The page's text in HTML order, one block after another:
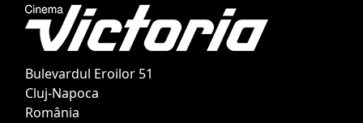
Bulevardul Eroilor 51
Cluj-Napoca
România